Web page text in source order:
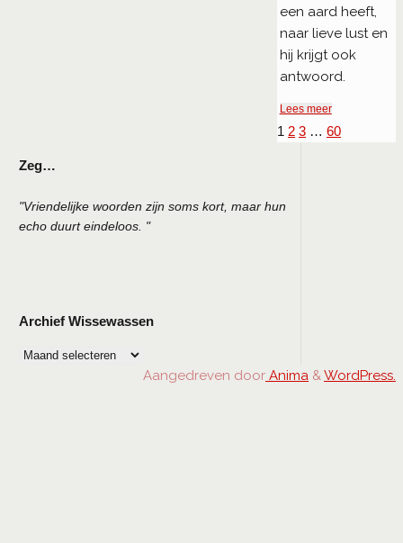
een aard heeft,
naar lieve lust en
hij krijgt ook
antwoord.
Lees meer"Duif"
1 2 3 … 60
Zeg…
"Vriendelijke woorden zijn soms kort, maar hun
echo duurt eindeloos. "
Archief Wissewassen
Archief
Aangedreven door Anima &WordPress.